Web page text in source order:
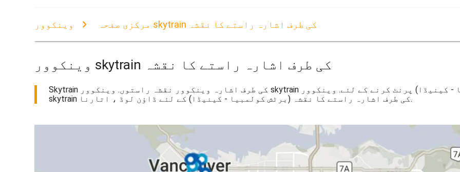
مرکزی صفحہ وینکوور skytrain کی طرف اشارہ راستے کا نقشہ
وینکوور skytrain کی طرف اشارہ راستے کا نقشہ
Skytrain کی طرف اشارہ وینکوور نقشہ راستوں. وینکوور skytrain کی طرف اشارہ راستے کا نقشہ (برٹش کولمبیا - کینیڈا) پرنٹ کرنے کے لئے. وینکوور
skytrain کی طرف اشارہ راستے کا نقشہ (برٹش کولمبیا - کینیڈا) کے لئے ڈاؤن لوڈ ، اتارنا.